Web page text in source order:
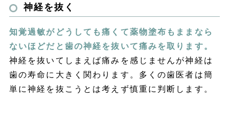
神経を抜く
知覚過敏がどうしても痛くて薬物塗布もままなら
ないほどだと歯の神経を抜いて痛みを取ります。
神経を抜いてしまえば痛みを感じませんが神経は
歯の寿命に大きく関わります。多くの歯医者は簡
単に神経を抜こうとは考えず慎重に判断します。